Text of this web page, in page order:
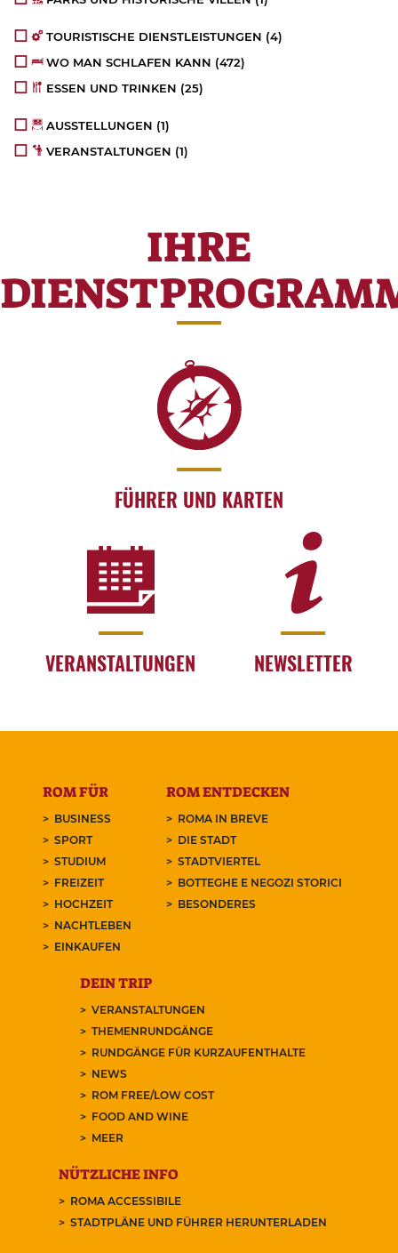
TOURISTISCHE DIENSTLEISTUNGEN (4)
WO MAN SCHLAFEN KANN (472)
ESSEN UND TRINKEN (25)
AUSSTELLUNGEN (1)
VERANSTALTUNGEN (1)
IHRE
FÜHRER UND KARTEN
VERANSTALTUNGEN NEWSLETTER
ROM FÜR
BUSINESS
SPORT
STUDIUM
FREIZEIT
HOCHZEIT
NACHTLEBEN
EINKAUFEN
ROM ENTDECKEN
ROMA IN BREVE
DIE STADT
STADTVIERTEL
BOTTEGHE E NEGOZI STORICI
BESONDERES
DEIN TRIP
VERANSTALTUNGEN
THEMENRUNDGÄNGE
RUNDGÄNGE FÜR KURZAUFENTHALTE
NEWS
ROM FREE/LOW COST
FOOD AND WINE
MEER
NÜTZLICHE INFO
ROMA ACCESSIBILE
STADTPLÄNE UND FÜHRER HERUNTERLADEN